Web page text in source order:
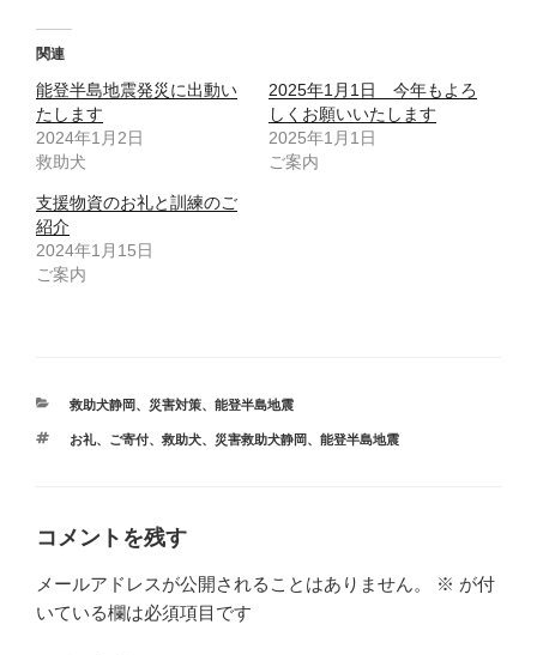
関連
能登半島地震発災に出動い
たします
2024年1月2日
救助犬
2025年1月1日 今年もよろ
しくお願いいたします
2025年1月1日
ご案内
支援物資のお礼と訓練のご
紹介
2024年1月15日
ご案内
カ
ゴ
救助犬静岡、 災害対策、 能登半島地震
タ
お礼、 ご寄付、 救助犬、 災害救助犬静岡、 能登半島地震
コメントを残す
メールアドレスが公開されることはありません。 ※ が付
いている欄は必須項目です